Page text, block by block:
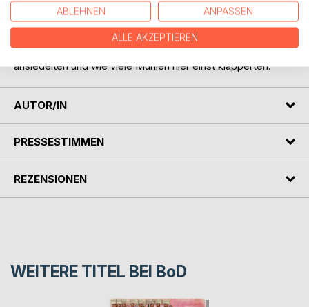
schönsten Stellen zwischen Oberhaching und Berg am
Laim. Und lesen Sie in diesem Buch, wie der Hachinger
Bach entstanden ist, ob er gefährlich ist, wie es in seinem
Untergrund ausschaut, wie sich die Menschen hier
ansiedelten und wie viele Mühlen hier einst klapperten.
AUTOR/IN
PRESSESTIMMEN
REZENSIONEN
WEITERE TITEL BEI BoD
ABLEHNEN ANPASSEN
ALLE AKZEPTIEREN